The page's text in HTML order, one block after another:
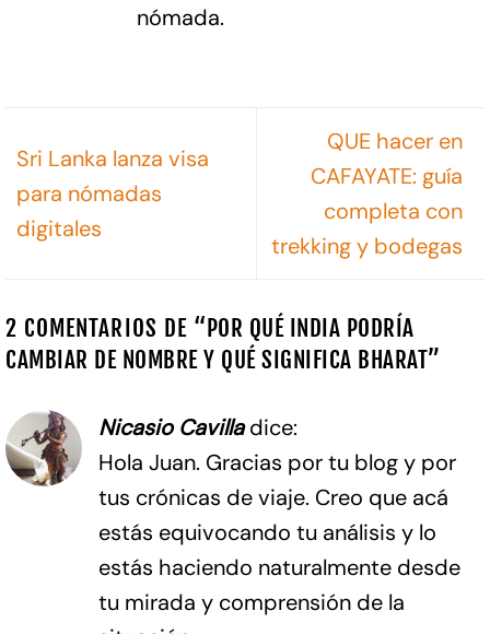
nómada.
Sri Lanka lanza visa
para nómadas
digitales
QUE hacer en
CAFAYATE: guía
completa con
trekking y bodegas
2 COMENTARIOS DE “ POR QUÉ INDIA PODRÍA
CAMBIAR DE NOMBRE Y QUÉ SIGNIFICA BHARAT”
Nicasio Cavilla dice:
Hola Juan. Gracias por tu blog y por
tus crónicas de viaje. Creo que acá
estás equivocando tu análisis y lo
estás haciendo naturalmente desde
tu mirada y comprensión de la